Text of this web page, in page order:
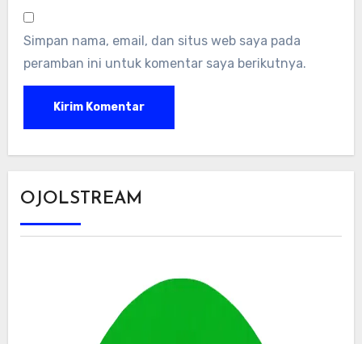
Simpan nama, email, dan situs web saya pada
peramban ini untuk komentar saya berikutnya.
OJOLSTREAM